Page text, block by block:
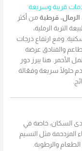
قريبة وسريعة
الرمال، قرطبة من أكثر
التربة الرملية،
ومع ارتفاع درجات
والفنادق عرضة
الأحمر. هنا يبرز دور
حلولًا سريعة وفعّالة
لدى السكان، خاصة في
المزدحمة مثل النسيم
الطعام والرطوبة.